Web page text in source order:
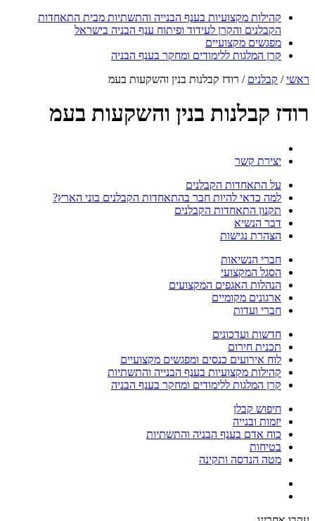
קהילות מקצועיות בענף הבנייה והתשתיות מבית התאחדות
הקבלנים והקרן לעידוד ופיתוח ענף הבניה בישראל
מפגשים מקצועיים
קרן המלגות ללימודים ומחקר בענף הבניה
ראשי/ קבלנים / רודז קבלנות בנין והשקעות בעמ
רודז קבלנות בנין והשקעות בעמ
יצירת קשר
על התאחדות הקבלנים
למה כדאי להיות חבר בהתאחדות הקבלנים בוני הארץ?
תקנון התאחדות הקבלנים
דבר הנשיא
הצהרת נגישות
חברי הנשיאות
הסגל המקצועי
הנהלות האגפים המקצועים
ארגונים מקומיים
חברי ועדות
חדשות ועדכונים
תכנית חירום
לוח אירועים כנסים ומפגשים מקצועיים
קהילות מקצועיות בענף הבנייה והתשתיות
קרן המלגות ללימודים ומחקר בענף הבניה
חיפוש קבלן
יזמות ובנייה
כוח אדם בענף הבניה והתשתיות
בטיחות
מטה הנדסה ותקינה